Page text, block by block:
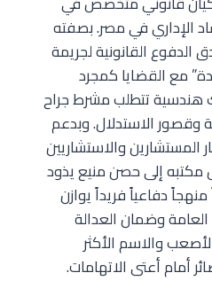
الإداري في مصر. بصفته
الدفوع القانونية لجريمة
مع القضايا كمجرد
تتطلب مشرط جراح
وقصور الاستدلال. وبدعم
المستشارين والاستشاريين
مكتبه إلى حصن منيع يذود
دفاعياً فريداً يوازن
وضمان العدالة
والاسم الأكثر
أمام أعتى الاتهامات.